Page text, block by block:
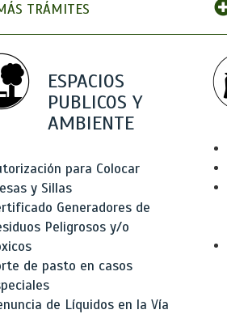
TRÁMITES
ESPACIOS
PUBLICOS Y
AMBIENTE
para Colocar
y Sillas
Generadores de
Peligrosos y/o
de pasto en casos
de Líquidos en la Vía